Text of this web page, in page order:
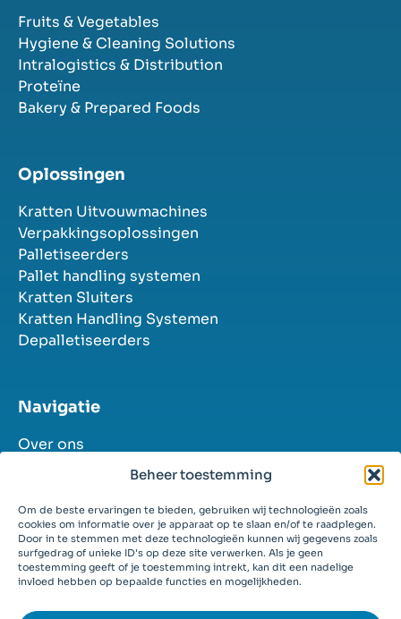
Beheer toestemming
Om de beste ervaringen te bieden, gebruiken wij technologieën zoals
cookies om informatie over je apparaat op te slaan en/of te raadplegen.
Door in te stemmen met deze technologieën kunnen wij gegevens zoals
surfgedrag of unieke ID's op deze site verwerken. Als je geen
toestemming geeft of je toestemming intrekt, kan dit een nadelige
invloed hebben op bepaalde functies en mogelijkheden.
Fruits & Vegetables
Hygiene & Cleaning Solutions
Intralogistics & Distribution
Proteïne
Bakery & Prepared Foods
Oplossingen
Kratten Uitvouwmachines
Verpakkingsoplossingen
Palletiseerders
Pallet handling systemen
Kratten Sluiters
Kratten Handling Systemen
Depalletiseerders
Navigatie
Over ons
Succesverhalen
Contact
Vacatures